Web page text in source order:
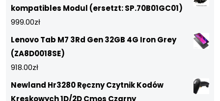
kompatibles Modul (ersetzt: SP.70B01GC01)
999.00zł
Lenovo Tab M7 3Rd Gen 32GB 4G Iron Grey
(ZA8D0018SE)
918.00zł
Newland Hr3280 Ręczny Czytnik Kodów
Kreskowych 1D/2D Cmos Czarny